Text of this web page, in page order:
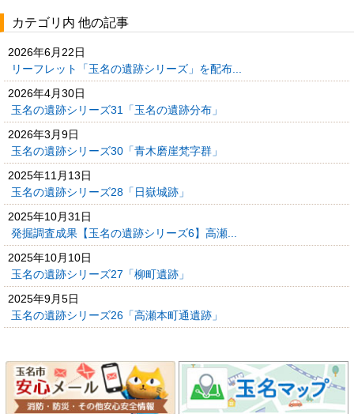
カテゴリ内 他の記事
2026年6月22日
リーフレット「玉名の遺跡シリーズ」を配布...
2026年4月30日
玉名の遺跡シリーズ31「玉名の遺跡分布」
2026年3月9日
玉名の遺跡シリーズ30「青木磨崖梵字群」
2025年11月13日
玉名の遺跡シリーズ28「日嶽城跡」
2025年10月31日
発掘調査成果【玉名の遺跡シリーズ6】高瀬...
2025年10月10日
玉名の遺跡シリーズ27「柳町遺跡」
2025年9月5日
玉名の遺跡シリーズ26「高瀬本町通遺跡」